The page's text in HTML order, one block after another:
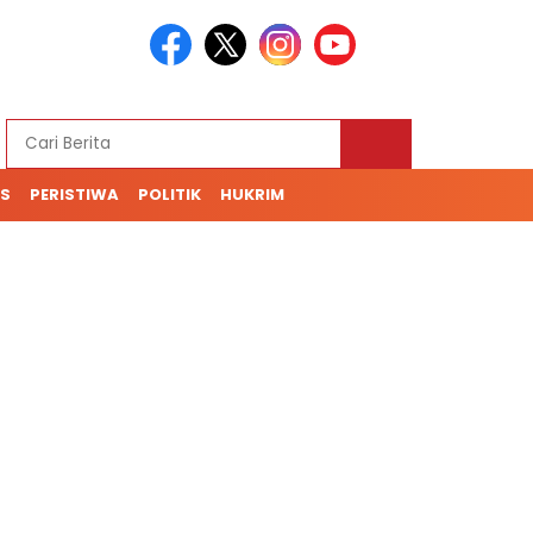
PERISTIWA POLITIK HUKRIM